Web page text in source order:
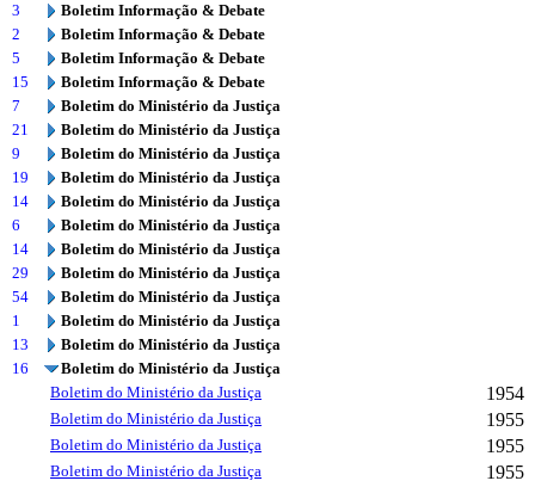
3
Boletim Informação & Debate
2
Boletim Informação & Debate
5
Boletim Informação & Debate
15
Boletim Informação & Debate
7
Boletim do Ministério da Justiça
21
Boletim do Ministério da Justiça
9
Boletim do Ministério da Justiça
19
Boletim do Ministério da Justiça
14
Boletim do Ministério da Justiça
6
Boletim do Ministério da Justiça
14
Boletim do Ministério da Justiça
29
Boletim do Ministério da Justiça
54
Boletim do Ministério da Justiça
1
Boletim do Ministério da Justiça
13
Boletim do Ministério da Justiça
16
Boletim do Ministério da Justiça
Boletim do Ministério da Justiça
1954
Boletim do Ministério da Justiça 1955
Boletim do Ministério da Justiça 1955
Boletim do Ministério da Justiça 1955